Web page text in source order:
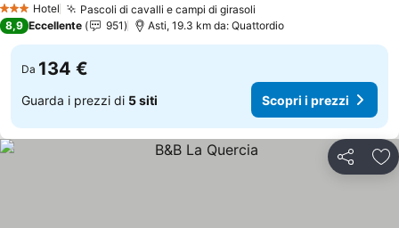
3 StelleHotel Pascoli di cavalli e campi di girasoli
8,9 Eccellente 951 Asti, 19.3 km da: Quattordio
Da 134 €
Guarda i prezzi di 5 siti Scopri i prezzi
Condividi